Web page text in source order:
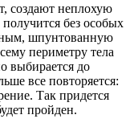
создают неплохую
без особых
шпунтованную
периметру тела
выбирается до
все повторяется:
Так придется
пройден.